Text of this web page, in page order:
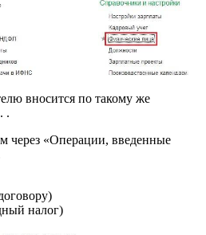
вносится по такому же
.
через «Операции, введенные
налог)